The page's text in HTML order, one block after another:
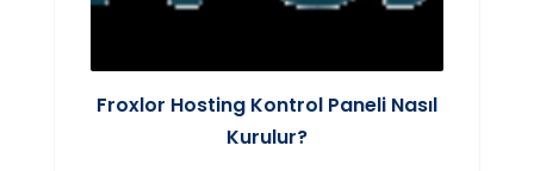
Froxlor Hosting Kontrol Paneli Nasıl
Kurulur?